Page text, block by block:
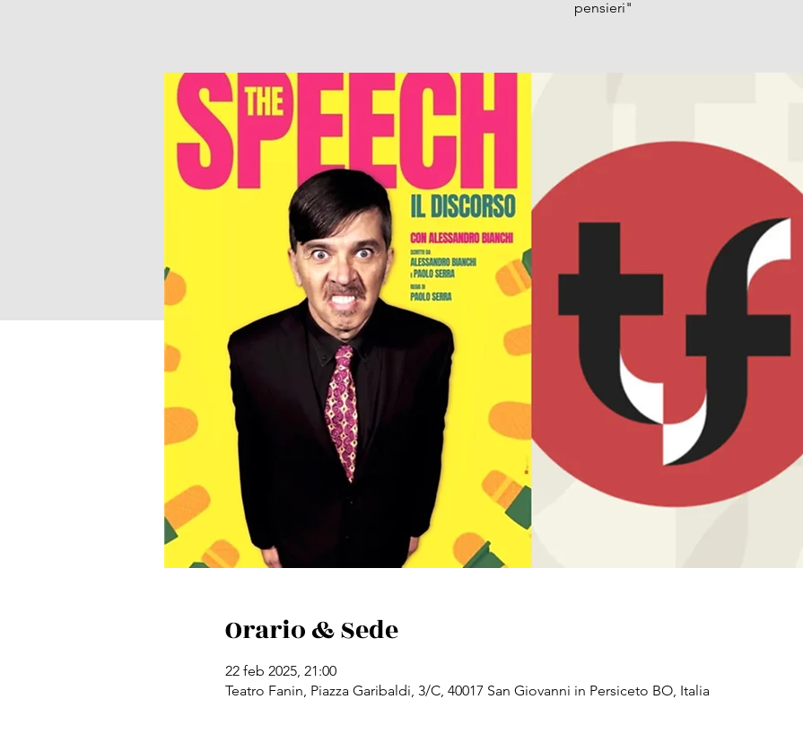
pensieri"
Orario & Sede
22 feb 2025, 21:00
Teatro Fanin, Piazza Garibaldi, 3/C, 40017 San Giovanni in Persiceto BO, Italia